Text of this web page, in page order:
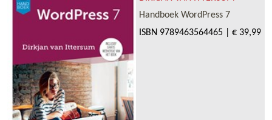
Handboek WordPress 7
ISBN 9789463564465 € 39,99